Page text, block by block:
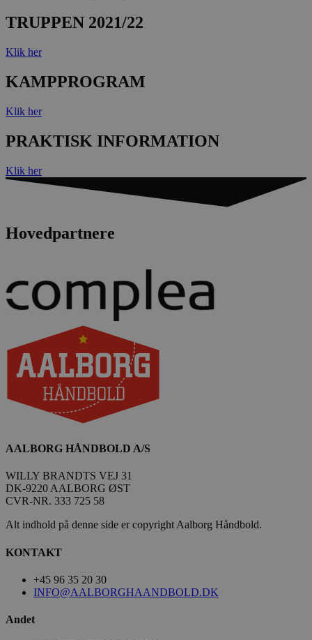
TRUPPEN 2021/22
Klik her
KAMPPROGRAM
Klik her
PRAKTISK INFORMATION
Klik her
Hovedpartnere
AALBORG HÅNDBOLD A/S
WILLY BRANDTS VEJ 31
DK-9220 AALBORG ØST
CVR-NR. 333 725 58
Alt indhold på denne side er copyright Aalborg Håndbold.
KONTAKT
+45 96 35 20 30
INFO@AALBORGHAANDBOLD.DK
Andet